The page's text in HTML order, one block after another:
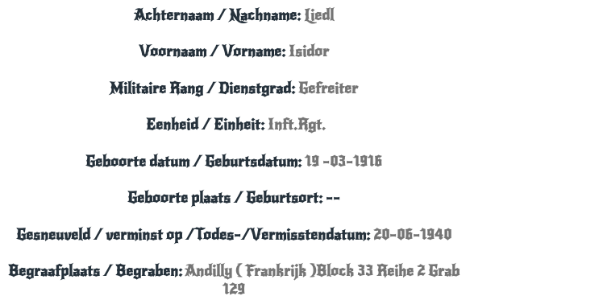
Achternaam / Nachname:Liedl
Voornaam / Vorname:Isidor
Militaire Rang / Dienstgrad:Gefreiter
Eenheid / Einheit:Inft.Rgt.
Geboorte datum / Geburtsdatum:19 -03-1916
Geboorte plaats / Geburtsort: --
Gesneuveld / verminst op /Todes-/Vermisstendatum:20-06-1940
Begraafplaats / Begraben:Andilly ( Frankrijk )Block 33 Reihe 2 Grab
129